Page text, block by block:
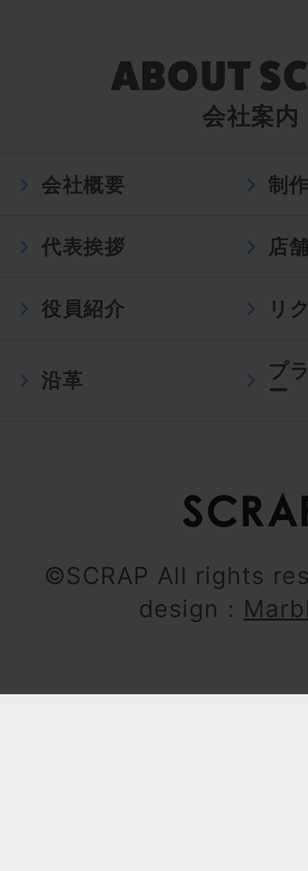
会社案内
会社概要 制
代表挨拶 店
役員紹介 リ
沿革
プ
ー
©SCRAP All rights
design：